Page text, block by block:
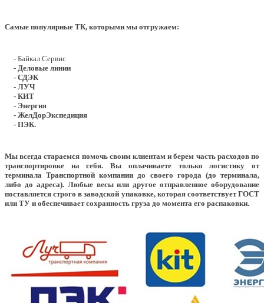
Самые популярные ТК, которыми мы отгружаем:
- Байкал Сервис
- Деловые линии
- СДЭК
- ЛУЧ
- КИТ
- Энергия
- ЖелДорЭкспедиция
- ПЭК.
Мы всегда стараемся помочь своим клиентам и берем часть расходов по
транспортировке на себя. Вы оплачиваете только логистику от
терминала Транспортной компании до своего города (до терминала,
либо до адреса). Любые весы или другое отправленное оборудование
поставляется строго в заводской упаковке, которая соответствует ГОСТ
или ТУ и обеспечивает сохранность груза до момента его распаковки.